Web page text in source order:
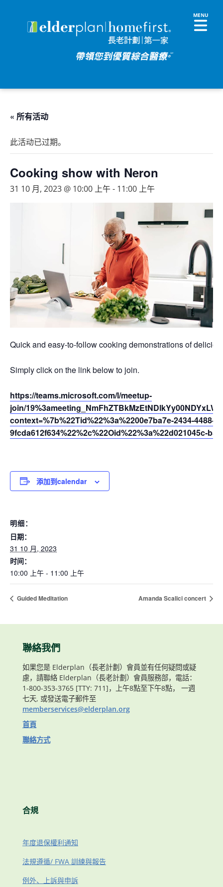
« 所有活动
此活动已过期。
Cooking show with Neron
31 10 月, 2023 @ 10:00 上午- 11:00 上午
Quick and easy-to-follow cooking demonstrations of
Simply click on the link below to join.
https://teams.microsoft.com/l/meetup-
join/
context=%7b%22Tid%22%3a%2200e7ba7e-2434-4488-
9fcda612f634%22%2c%22Oid%22%3a%22d021045c-
添加到calendar
明细：
日期：
31 10 月, 2023
时间：
10:00 上午 - 11:00 上午
Guided Meditation Amanda Scalici concert
聯絡我們
如果您是 Elderplan（長老計劃）會員並有任何疑問或疑
慮，請聯絡 Elderplan（長老計劃）會員服務部，電話：
1-800-353-3765 [TTY: 711]，上午8點至下午8點， 一週
七天, 或發送電子郵件至
memberservices@elderplan.org
首頁
聯絡方式
合規
年度退保權利通知
法規遵循/ FWA 訓練與報告
例外、上訴與申訴